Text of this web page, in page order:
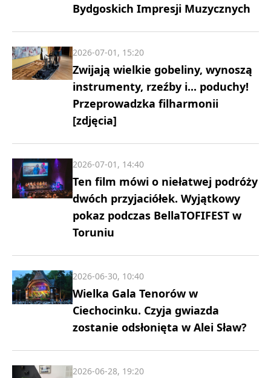
Bydgoskich Impresji Muzycznych
Zwijają wielkie gobeliny, wynoszą
instrumenty, rzeźby i... poduchy!
Przeprowadzka filharmonii
[zdjęcia]
2026-07-01, 15:20
Ten film mówi o niełatwej podróży
dwóch przyjaciółek. Wyjątkowy
pokaz podczas BellaTOFIFEST w
Toruniu
2026-07-01, 14:40
Wielka Gala Tenorów w
Ciechocinku. Czyja gwiazda
zostanie odsłonięta w Alei Sław?
2026-06-30, 10:40
2026-06-28, 19:20